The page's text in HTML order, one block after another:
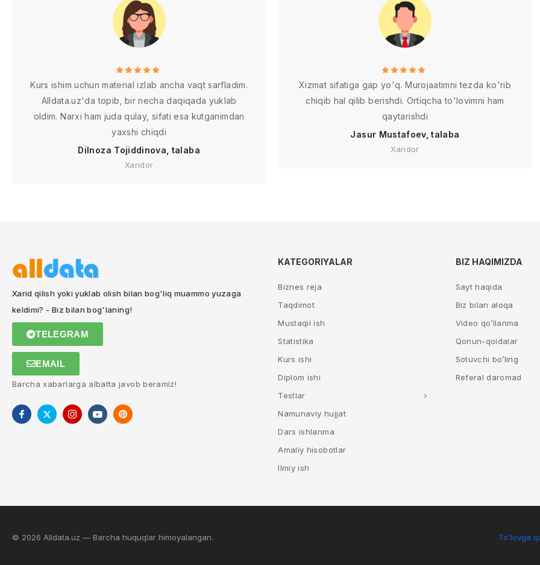
Kurs ishim uchun material izlab ancha vaqt sarfladim.
Alldata.uz'da topib, bir necha daqiqada yuklab
oldim. Narxi ham juda qulay, sifati esa kutganimdan
yaxshi chiqdi
Dilnoza Tojiddinova, talaba
Xaridor
Xizmat sifatiga gap yo'q. Murojaatimni tezda ko'rib
chiqib hal qilib berishdi. Ortiqcha to'lovimni ham
qaytarishdi
Jasur Mustafoev, talaba
Xaridor
Xarid qilish yoki yuklab olish bilan bog'liq muammo yuzaga
keldimi? - Biz bilan bog'laning!
TELEGRAM
EMAIL
Barcha xabarlarga albatta javob beramiz!
KATEGORIYALAR
Biznes reja
Taqdimot
Mustaqil ish
Statistika
Kurs ishi
Diplom ishi
Testlar
Namunaviy hujjat
Dars ishlanma
Amaliy hisobotlar
Ilmiy ish
BIZ HAQIMIZDA
Sayt haqida
Biz bilan aloqa
Video qo’llanma
Qonun-qoidalar
Sotuvchi bo’ling
Referal daromad
© 2026 Alldata.uz — Barcha huquqlar himoyalangan. To'lovga